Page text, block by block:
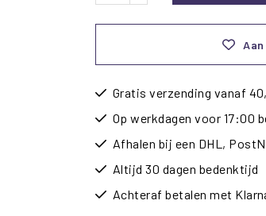
Gratis verzending vanaf
Op werkdagen voor 17:00
Afhalen bij een DHL,
Altijd 30 dagen bedenktijd
Achteraf betalen met